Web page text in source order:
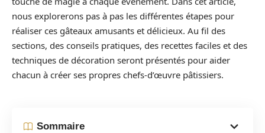
nous explorerons pas à pas les différentes étapes pour
réaliser ces gâteaux amusants et délicieux. Au fil des
sections, des conseils pratiques, des recettes faciles et des
techniques de décoration seront présentés pour aider
chacun à créer ses propres chefs-d’œuvre pâtissiers.
Sommaire